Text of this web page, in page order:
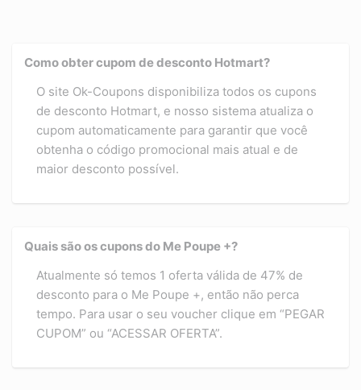
Como obter cupom de desconto Hotmart?
O site Ok-Coupons disponibiliza todos os cupons
de desconto Hotmart, e nosso sistema atualiza o
cupom automaticamente para garantir que você
obtenha o código promocional mais atual e de
maior desconto possível.
Quais são os cupons do Me Poupe +?
Atualmente só temos 1 oferta válida de 47% de
desconto para o Me Poupe +, então não perca
tempo. Para usar o seu voucher clique em “PEGAR
CUPOM” ou “ACESSAR OFERTA”.